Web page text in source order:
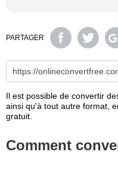
PARTAGER
Il est possible de convertir
ainsi qu'à tout autre format,
gratuit.
Comment